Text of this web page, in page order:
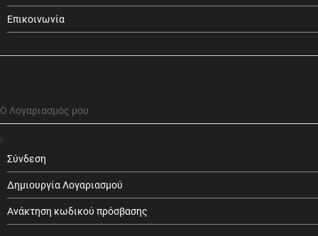
Επικοινωνία
Ο Λογαριασμός μου
Σύνδεση
Δημιουργία Λογαριασμού
Ανάκτηση κωδικού πρόσβασης